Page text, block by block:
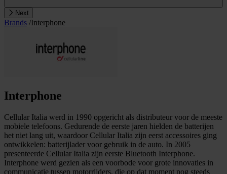
Next
Brands /Interphone
Interphone
Cellular Italia werd in 1990 opgericht als distributeur voor de meeste
mobiele telefoons. Gedurende de eerste jaren hielden de batterijen
het niet lang uit, waardoor Cellular Italia zijn eerst accessoires ging
ontwikkelen: batterijlader voor gebruik in de auto. In 2005
presenteerde Cellular Italia zijn eerste Bluetooth Interphone.
Interphone werd gezien als een voorbode voor grote innovaties in
communicatie tussen motorrijders, die op dat moment nog steeds